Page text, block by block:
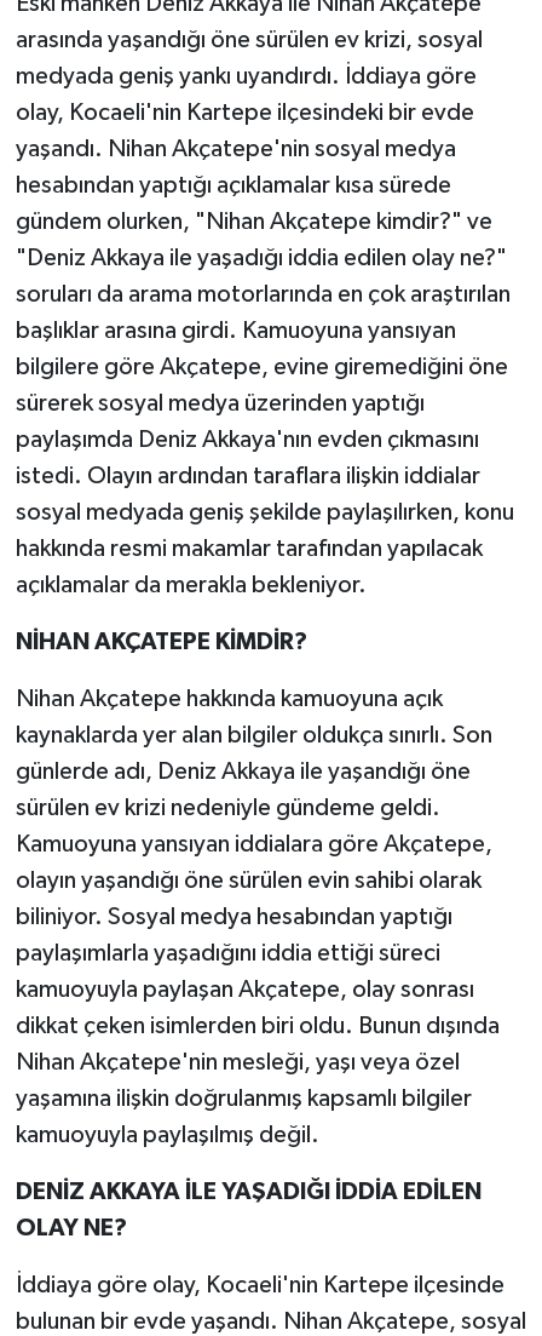
arasında yaşandığı öne sürülen ev krizi, sosyal
medyada geniş yankı uyandırdı. İddiaya göre
olay, Kocaeli'nin Kartepe ilçesindeki bir evde
yaşandı. Nihan Akçatepe'nin sosyal medya
hesabından yaptığı açıklamalar kısa sürede
gündem olurken, "Nihan Akçatepe kimdir?" ve
"Deniz Akkaya ile yaşadığı iddia edilen olay ne?"
soruları da arama motorlarında en çok araştırılan
başlıklar arasına girdi. Kamuoyuna yansıyan
bilgilere göre Akçatepe, evine giremediğini öne
sürerek sosyal medya üzerinden yaptığı
paylaşımda Deniz Akkaya'nın evden çıkmasını
istedi. Olayın ardından taraflara ilişkin iddialar
sosyal medyada geniş şekilde paylaşılırken, konu
hakkında resmi makamlar tarafından yapılacak
açıklamalar da merakla bekleniyor.
NİHAN AKÇATEPE KİMDİR?
Nihan Akçatepe hakkında kamuoyuna açık
kaynaklarda yer alan bilgiler oldukça sınırlı. Son
günlerde adı, Deniz Akkaya ile yaşandığı öne
sürülen ev krizi nedeniyle gündeme geldi.
Kamuoyuna yansıyan iddialara göre Akçatepe,
olayın yaşandığı öne sürülen evin sahibi olarak
biliniyor. Sosyal medya hesabından yaptığı
paylaşımlarla yaşadığını iddia ettiği süreci
kamuoyuyla paylaşan Akçatepe, olay sonrası
dikkat çeken isimlerden biri oldu. Bunun dışında
Nihan Akçatepe'nin mesleği, yaşı veya özel
yaşamına ilişkin doğrulanmış kapsamlı bilgiler
kamuoyuyla paylaşılmış değil.
DENİZ AKKAYA İLE YAŞADIĞI İDDİA EDİLEN
OLAY NE?
İddiaya göre olay, Kocaeli'nin Kartepe ilçesinde
bulunan bir evde yaşandı. Nihan Akçatepe, sosyal
Teknoloji
Yaşam
KAHRAMANMARAŞ